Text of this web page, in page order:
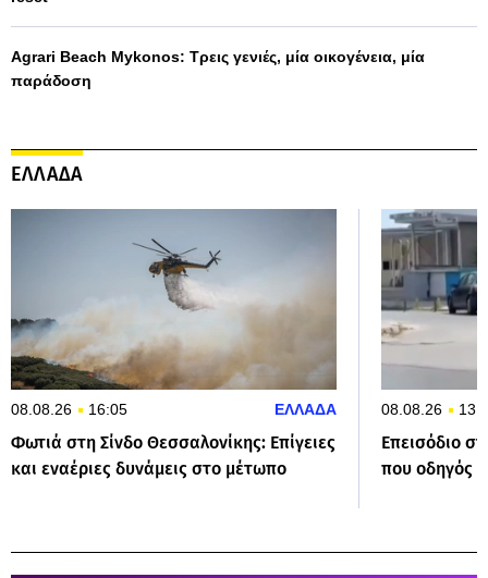
Agrari Beach Mykonos: Τρεις γενιές, μία οικογένεια, μία
παράδοση
ΕΛΛΑΔΑ
08.08.26 16:05 ΕΛΛΑΔΑ
Φωτιά στη Σίνδο Θεσσαλονίκης: Επίγειες
και εναέριες δυνάμεις στο μέτωπο
08.08.26
Επεισόδιο
που οδηγός